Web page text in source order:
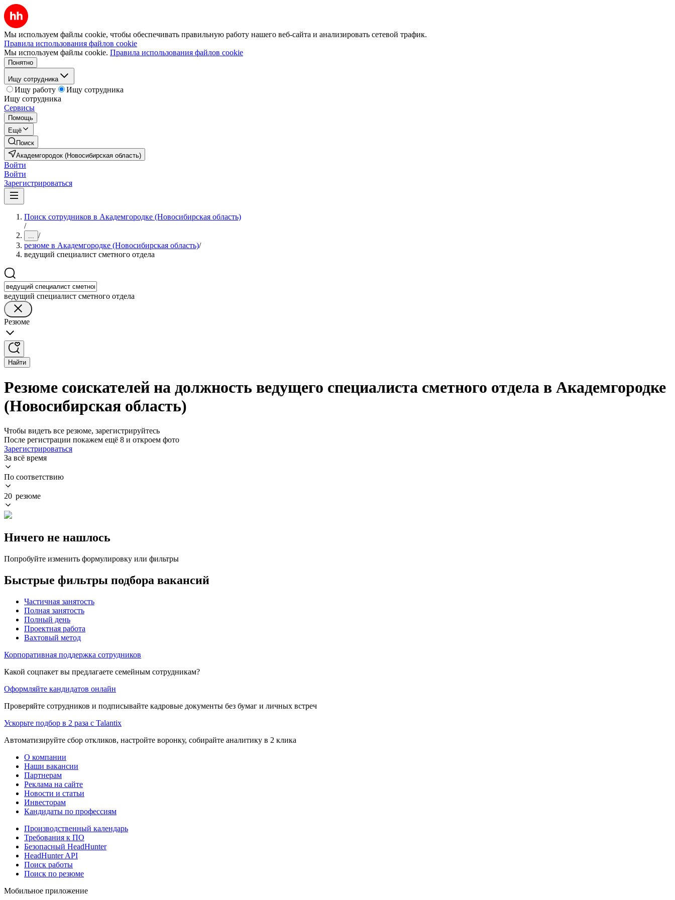
Мы используем файлы cookie, чтобы обеспечивать правильную работу нашего веб-сайта и анализировать сетевой трафик.
Правила использования файлов cookie
Мы используем файлы cookie. Правила использования файлов cookie
Понятно
Ищу сотрудника
Ищу работу
Ищу сотрудника
Ищу сотрудника
Сервисы
Помощь
Ещё
Поиск
Академгородок (Новосибирская область)
Войти
Войти
Зарегистрироваться
Поиск сотрудников в Академгородке (Новосибирская область)
/
... /
резюме в Академгородке (Новосибирская область)/
ведущий специалист сметного отдела
ведущий специалист сметного отдела
Резюме
Найти
Резюме соискателей на должность ведущего специалиста сметного отдела в Академгородке
(Новосибирская область)
Чтобы видеть все резюме, зарегистрируйтесь
После регистрации покажем ещё 8 и откроем фото
Зарегистрироваться
За всё время
По соответствию
20 резюме
Ничего не нашлось
Попробуйте изменить формулировку или фильтры
Быстрые фильтры подбора вакансий
Частичная занятость
Полная занятость
Полный день
Проектная работа
Вахтовый метод
Корпоративная поддержка сотрудников
Какой соцпакет вы предлагаете семейным сотрудникам?
Оформляйте кандидатов онлайн
Проверяйте сотрудников и подписывайте кадровые документы без бумаг и личных встреч
Ускорьте подбор в 2 раза с Talantix
Автоматизируйте сбор откликов, настройте воронку, собирайте аналитику в 2 клика
О компании
Наши вакансии
Партнерам
Реклама на сайте
Новости и статьи
Инвесторам
Кандидаты по профессиям
Производственный календарь
Требования к ПО
Безопасный HeadHunter
HeadHunter API
Поиск работы
Поиск по резюме
Мобильное приложение